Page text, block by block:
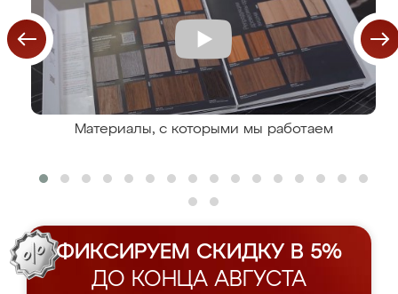
Материалы, с которыми мы работаем
ФИКСИРУЕМ СКИДКУ В 5%
ДО КОНЦА АВГУСТА